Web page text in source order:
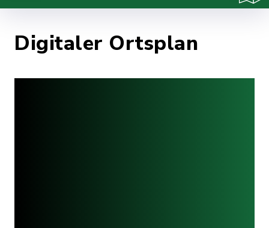
Digitaler Ortsplan